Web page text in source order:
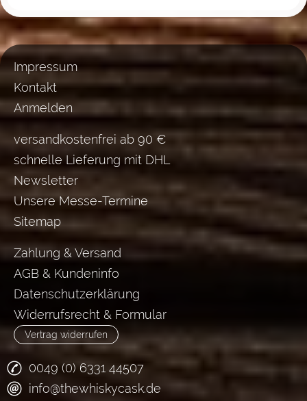
Impressum
Kontakt
Anmelden
versandkostenfrei ab 90 €
schnelle Lieferung mit DHL
Newsletter
Unsere Messe-Termine
Sitemap
Zahlung & Versand
AGB & Kundeninfo
Datenschutzerklärung
Widerrufsrecht & Formular
Vertrag widerrufen
0049 (0) 6331 44507
info@thewhiskycask.de